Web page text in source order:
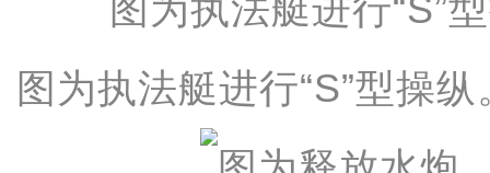
图为执法艇进行“S”型操